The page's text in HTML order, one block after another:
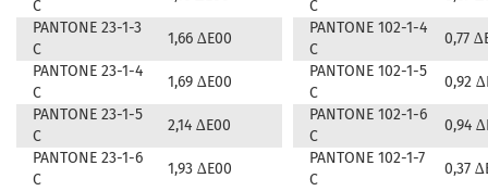
C
C
PANTONE 23-1-3
C
1,66 ∆E00
PANTONE 102-1-4
C
0,77
PANTONE 23-1-4
C
1,69 ∆E00
PANTONE 102-1-5
C
0,92
PANTONE 23-1-5
C
2,14 ∆E00
PANTONE 102-1-6
C
0,94
PANTONE 23-1-6
C
1,93 ∆E00
PANTONE 102-1-7
C
0,37